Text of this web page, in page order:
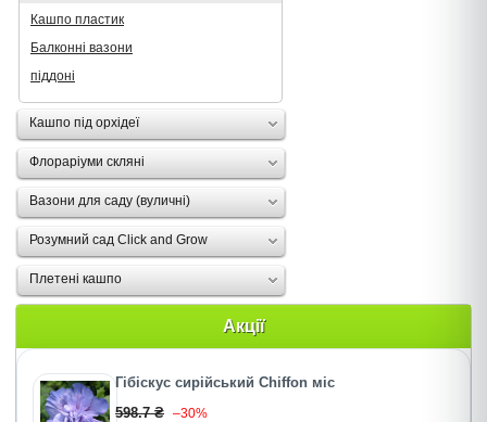
Кашпо пластик
Балконні вазони
піддоні
Кашпо під орхідеї
Флораріуми скляні
Вазони для саду (вуличні)
Розумний сад Click and Grow
Плетені кашпо
Акції
Гібіскус сирійський Chiffon міс
598.7 ₴ –30%